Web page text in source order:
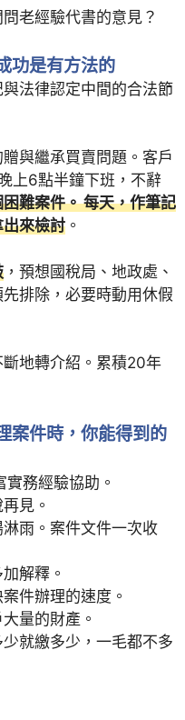
老經驗代書的意見？
功是有方法的
法律認定中間的合法節
與繼承買賣問題。客戶
上6點半鐘下班，不辭
難案件。 每天，作筆記
來檢討 。
，預想國稅局、地政處、
排除，必要時動用休假
斷地轉介紹。累積20年
案件時，你能得到的
務經驗協助。
見。
雨。案件文件一次收
解釋。
件辦理的速度。
量的財產。
就繳多少，一毛都不多